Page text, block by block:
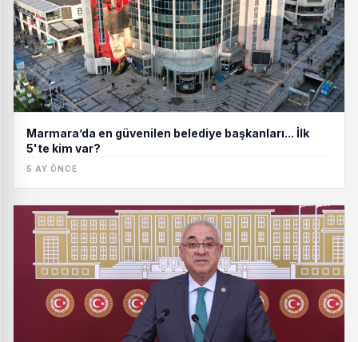
Marmara’da en güvenilen belediye başkanları... İlk
5'te kim var?
5 AY ÖNCE